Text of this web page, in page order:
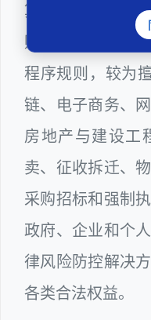
算机信息网络安
购等政府系统工
程序规则，较为
链、电子商务、
房地产与建设工
卖、征收拆迁、
采购招标和强制
政府、企业和个
律风险防控解决
各类合法权益。